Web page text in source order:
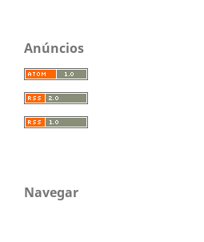
Anúncios
Navegar